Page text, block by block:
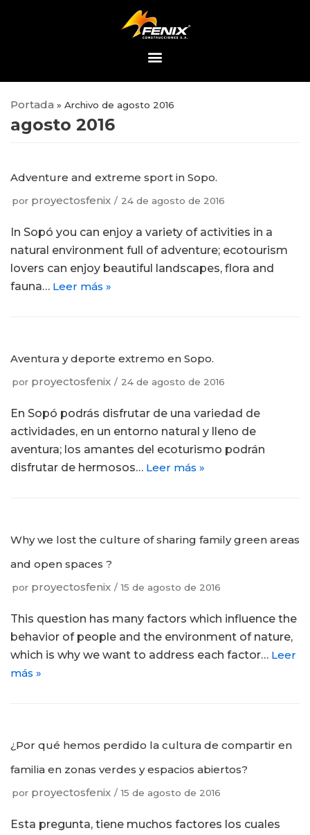
Portada » Archivo de agosto 2016
agosto 2016
Adventure and extreme sport in Sopo.
por proyectosfenix 24 de agosto de 2016
In Sopó you can enjoy a variety of activities in a
natural environment full of adventure; ecotourism
lovers can enjoy beautiful landscapes, flora and
fauna… Leer más »
Aventura y deporte extremo en Sopo.
por proyectosfenix 24 de agosto de 2016
En Sopó podrás disfrutar de una variedad de
actividades, en un entorno natural y lleno de
aventura; los amantes del ecoturismo podrán
disfrutar de hermosos… Leer más »
Why we lost the culture of sharing family green areas
and open spaces ?
por proyectosfenix 15 de agosto de 2016
This question has many factors which influence the
behavior of people and the environment of nature,
which is why we want to address each factor… Leer
más »
¿Por qué hemos perdido la cultura de compartir en
familia en zonas verdes y espacios abiertos?
por proyectosfenix 15 de agosto de 2016
Esta pregunta, tiene muchos factores los cuales